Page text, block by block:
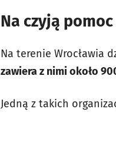
Na czyją
Na terenie Wrocławia
zawiera z nimi około
Jedną z takich